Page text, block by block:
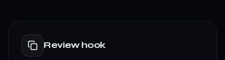
Review hook